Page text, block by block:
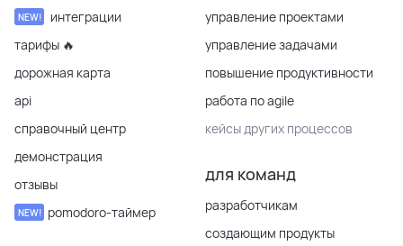
NEW!
интеграции
тарифы 🔥
дорожная карта
api
справочный центр
демонстрация
отзывы
NEW! pomodoro-таймер
управление проектами
управление задачами
повышение продуктивности
работа по agile
кейсы других процессов
для команд
разработчикам
создающим продукты